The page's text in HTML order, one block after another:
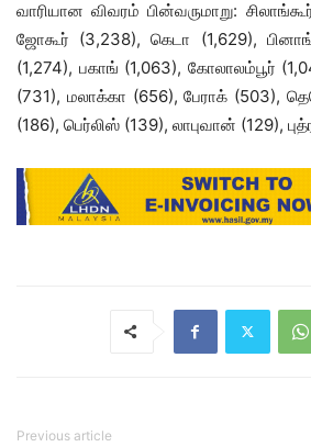
வாரியான விவரம் பின்வருமாறு:
ஜோகூர் (3,238), கெடா (1,629),
(1,274), பகாங் (1,063), கோலாலம்பூர்
(731), மலாக்கா (656), பேராக் (503),
(186), பெர்லிஸ் (139), லாபுவான் (129),
Previous article